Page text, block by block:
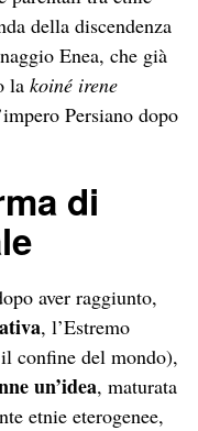
della discendenza
Enea, che già
lakoiné irene
Persiano dopo
di
aver raggiunto,
, l’Estremo
confine del mondo),
un’idea, maturata
etnie eterogenee,